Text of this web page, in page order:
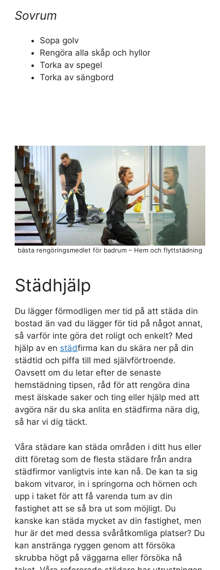
Sovrum
Sopa golv
Rengöra alla skåp och hyllor
Torka av spegel
Torka av sängbord
Städhjälp
Du lägger förmodligen mer tid på att städa din
bostad än vad du lägger för tid på något annat,
så varför inte göra det roligt och enkelt? Med
hjälp av en städfirma kan du skära ner på din
städtid och piffa till med självförtroende.
Oavsett om du letar efter de senaste
hemstädning tipsen, råd för att rengöra dina
mest älskade saker och ting eller hjälp med att
avgöra när du ska anlita en städfirma nära dig,
så har vi dig täckt.
Våra städare kan städa områden i ditt hus eller
ditt företag som de flesta städare från andra
städfirmor vanligtvis inte kan nå. De kan ta sig
bakom vitvaror, in i springorna och hörnen och
upp i taket för att få varenda tum av din
fastighet att se så bra ut som möjligt. Du
kanske kan städa mycket av din fastighet, men
hur är det med dessa svåråtkomliga platser? Du
kan anstränga ryggen genom att försöka
skrubba högt på väggarna eller försöka nå
bästa rengöringsmedlet för badrum – Hem och flyttstädning